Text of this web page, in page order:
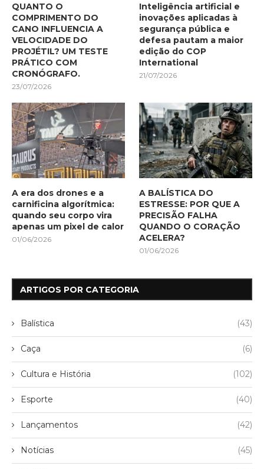
QUANTO O
COMPRIMENTO DO
CANO INFLUENCIA A
VELOCIDADE DO
PROJÉTIL? UM TESTE
PRÁTICO COM
CRONÓGRAFO.
23/07/2026
Inteligência artificial e
inovações aplicadas à
segurança pública e
defesa pautam a maior
edição do COP
International
21/07/2026
A era dos drones e a
carnificina algorítmica:
quando seu corpo vira
apenas um pixel de calor
01/06/2026
A BALÍSTICA DO
ESTRESSE: POR QUE A
PRECISÃO FALHA
QUANDO O CORAÇÃO
ACELERA?
01/06/2026
ARTIGOS POR CATEGORIA
Balística (43)
Caça (6)
Cultura e História (102)
Esporte (40)
Lançamentos (42)
Notícias (45)